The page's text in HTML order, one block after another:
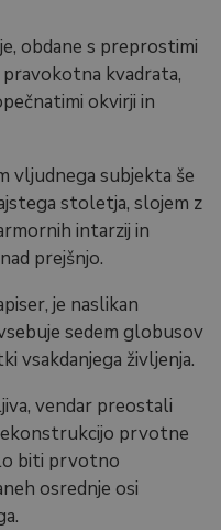
obdane s preprostimi
kvadrata,
okvirji in
vljudnega subjekta še
stoletja, slojem z
intarzij in
prejšnjo.
je naslikan
sedem globusov
vsakdanjega življenja.
vendar preostali
prvotne
biti prvotno
osrednje osi